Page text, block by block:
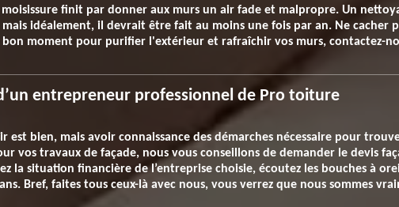
finit par donner aux murs un air fade et malpropre. Un
idéalement, il devrait être fait au moins une fois par an. Ne cacher
bon moment pour purifier l'extérieur et rafraîchir vos murs, contactez-
entrepreneur professionnel de Pro toiture
est bien, mais avoir connaissance des démarches nécessaire pour
vos travaux de façade, nous vous conseillons de demander le devis
la situation financière de l’entreprise choisie, écoutez les bouches à
Bref, faites tous ceux-là avec nous, vous verrez que nous sommes